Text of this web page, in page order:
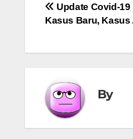
Post
navigation
Update Covid-19
Kasus Baru, Kasus
By